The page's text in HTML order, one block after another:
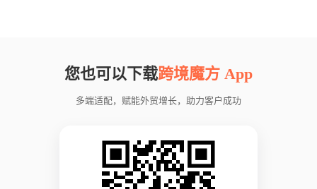
您也可以下载跨境魔方 App
多端适配，赋能外贸增长，助力客户成功